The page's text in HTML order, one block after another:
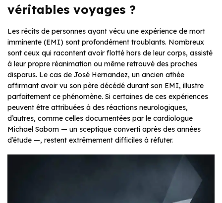
véritables voyages ?
Les récits de personnes ayant vécu une expérience de mort
imminente (EMI) sont profondément troublants. Nombreux
sont ceux qui racontent avoir flotté hors de leur corps, assisté
à leur propre réanimation ou même retrouvé des proches
disparus. Le cas de José Hernandez, un ancien athée
affirmant avoir vu son père décédé durant son EMI, illustre
parfaitement ce phénomène. Si certaines de ces expériences
peuvent être attribuées à des réactions neurologiques,
d’autres, comme celles documentées par le cardiologue
Michael Sabom — un sceptique converti après des années
d’étude —, restent extrêmement difficiles à réfuter.